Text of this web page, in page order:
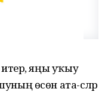
итер, яңы уҡыу
өсөн ата-әсәләр